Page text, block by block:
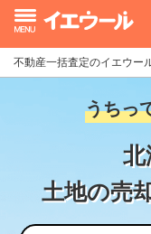
不動産一括査定のイエウー
うちっ
北
土地の売
イエウール加盟希望
初めての方へ
不動産の売却・一括